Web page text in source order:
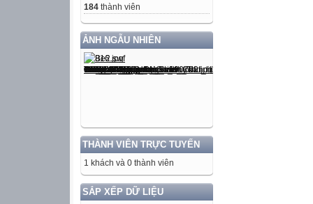
184 thành viên
ẢNH NGẪU NHIÊN
THÀNH VIÊN TRỰC TUYẾN
1 khách và 0 thành viên
SẮP XẾP DỮ LIỆU